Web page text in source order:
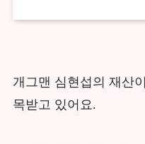
개그맨 심현섭의 재산
목받고 있어요.